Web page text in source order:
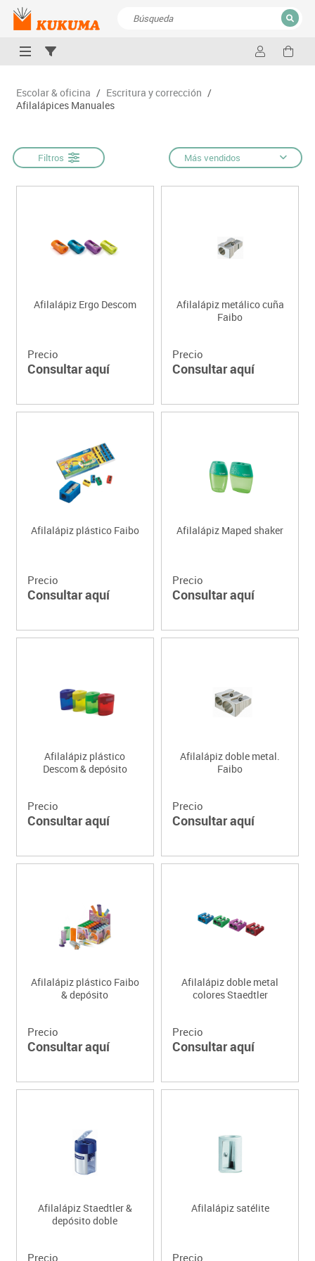
CERRAR
Escolar & oficina / Escritura y corrección /
Afilalápices Manuales
Filtros Más vendidos
Afilalápiz Ergo Descom
Precio
Consultar aquí
Afilalápiz metálico cuña
Faibo
Precio
Consultar aquí
Afilalápiz plástico Faibo
Precio
Consultar aquí
Afilalápiz Maped shaker
Precio
Consultar aquí
Afilalápiz plástico
Descom & depósito
Precio
Consultar aquí
Afilalápiz doble metal.
Faibo
Precio
Consultar aquí
Afilalápiz plástico Faibo
& depósito
Precio
Consultar aquí
Afilalápiz doble metal
colores Staedtler
Precio
Consultar aquí
Afilalápiz Staedtler &
depósito doble
Precio
Afilalápiz satélite
Precio